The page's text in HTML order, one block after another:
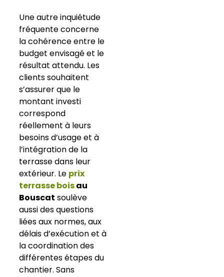
Une autre inquiétude
fréquente concerne
la cohérence entre le
budget envisagé et le
résultat attendu. Les
clients souhaitent
s’assurer que le
montant investi
correspond
réellement à leurs
besoins d’usage et à
l’intégration de la
terrasse dans leur
extérieur. Le prix
terrasse boisau
Bouscat soulève
aussi des questions
liées aux normes, aux
délais d’exécution et à
la coordination des
différentes étapes du
chantier. Sans